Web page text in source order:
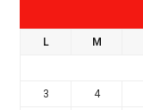
L M
3 4